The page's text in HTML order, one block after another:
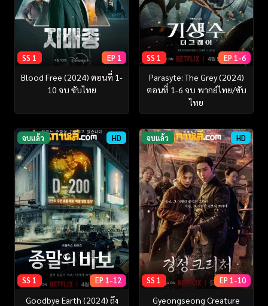
SS 1 EP 1
Blood Free (2024) ตอนที่ 1-
10 จบ ซับไทย
SS 1 EP 1-6
Parasyte: The Grey (2024)
ตอนที่ 1-6 จบ พากย์ไทย/ซับ
ไทย
จบแล้ว HD
SS 1 EP 1-12
Goodbye Earth (2024) ถึง
จบแล้ว HD
SS 1 EP 1-10
Gyeongseong Creature